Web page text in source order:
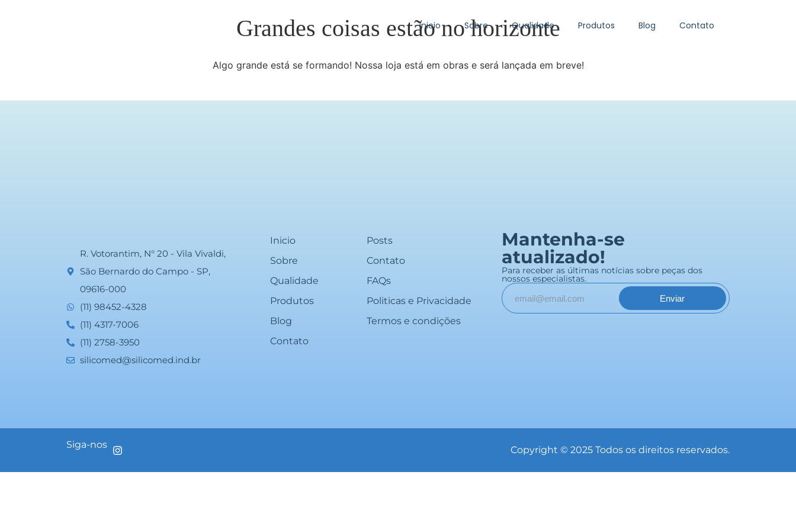
Inicio Sobre Qualidade Produtos Blog Contato
Grandes coisas estão no horizonte
Algo grande está se formando! Nossa loja está em obras e será lançada em breve!
R. Votorantim, N° 20 - Vila Vivaldi,
São Bernardo do Campo - SP,
09616-000
(11) 98452-4328
(11) 4317-7006
(11) 2758-3950
silicomed@silicomed.ind.br
Inicio
Sobre
Qualidade
Produtos
Blog
Contato
Posts
Contato
FAQs
Politicas e Privacidade
Termos e condições
Mantenha-se
atualizado!
Para receber as últimas notícias sobre peças dos
nossos especialistas.
Enviar
Siga-nos Copyright © 2025 Todos os direitos reservados.